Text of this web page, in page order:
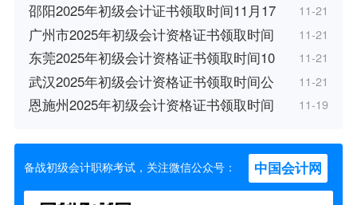
邵阳2025年初级会计证书领取时间11月17 11-21
广州市2025年初级会计资格证书领取时间 11-21
东莞2025年初级会计资格证书领取时间10 11-21
武汉2025年初级会计资格证书领取时间公 11-21
恩施州2025年初级会计资格证书领取时间 11-19
备战初级会计职称考试，关注微信公众号： 中国会计网